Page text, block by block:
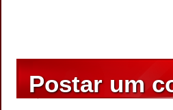
Postar um